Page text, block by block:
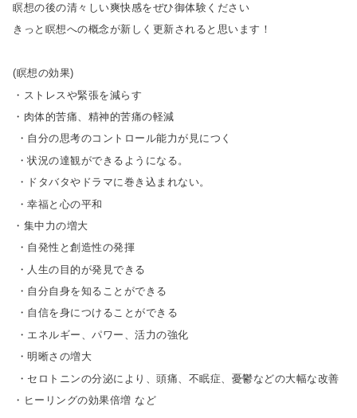
瞑想の後の清々しい爽快感をぜひ御体験ください
きっと瞑想への概念が新しく更新されると思います！
(瞑想の効果)
・ストレスや緊張を減らす
・肉体的苦痛、精神的苦痛の軽減
・自分の思考のコントロール能力が見につく
・状況の達観ができるようになる。
・ドタバタやドラマに巻き込まれない。
・幸福と心の平和
・集中力の増大
・自発性と創造性の発揮
・人生の目的が発見できる
・自分自身を知ることができる
・自信を身につけることができる
・エネルギー、パワー、活力の強化
・明晰さの増大
・セロトニンの分泌により、頭痛、不眠症、憂鬱などの大幅な改善
・ヒーリングの効果倍増 など